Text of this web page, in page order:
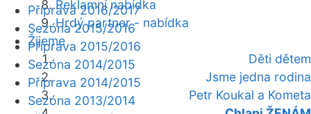
Reklamní nabídka
Hrdý partner - nabídka
Žijeme
Děti dětem
Jsme jedna rodina
Petr Koukal a Kometa
Příprava 2016/2017
Sezóna 2015/2016
Příprava 2015/2016
Sezóna 2014/2015
Příprava 2014/2015
Sezóna 2013/2014